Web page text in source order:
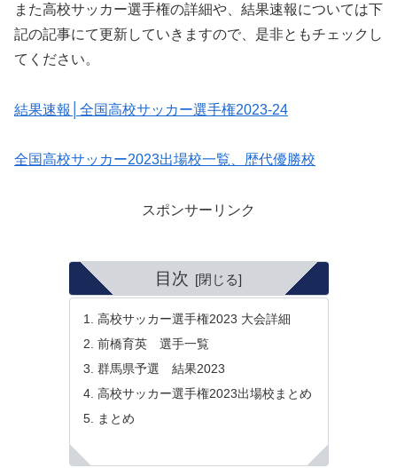
また高校サッカー選手権の詳細や、結果速報については下
記の記事にて更新していきますので、是非ともチェックし
てください。
結果速報│全国高校サッカー選手権2023-24
全国高校サッカー2023出場校一覧、歴代優勝校
スポンサーリンク
目次
高校サッカー選手権2023 大会詳細
前橋育英 選手一覧
群馬県予選 結果2023
高校サッカー選手権2023出場校まとめ
まとめ